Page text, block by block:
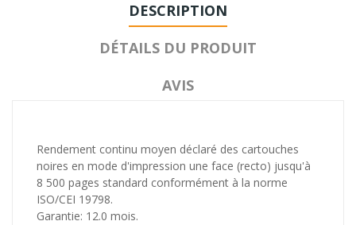
DESCRIPTION
DÉTAILS DU PRODUIT
AVIS
Rendement continu moyen déclaré des cartouches
noires en mode d'impression une face (recto) jusqu'à
8 500 pages standard conformément à la norme
ISO/CEI 19798.
Garantie: 12.0 mois.